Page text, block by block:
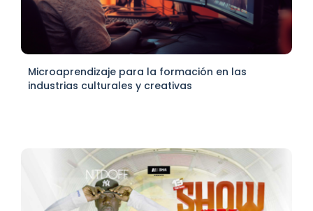
Microaprendizaje para la formación en las
industrias culturales y creativas